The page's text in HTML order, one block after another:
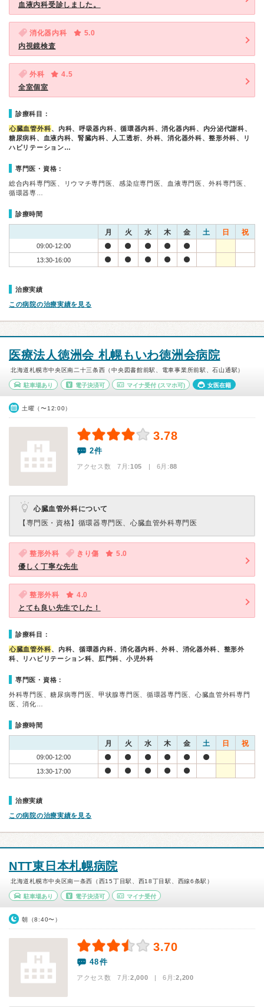
血液内科受診しました。
消化器内科
5.0
内視鏡検査
外科
4.5
全室個室
診療科目：
心臓血管外科、内科、呼吸器内科、循環器内科、消化器内科、内分泌代謝科、
糖尿病科、血液内科、腎臓内科、人工透析、外科、消化器外科、整形外科、リ
ハビリテーション…
専門医・資格：
総合内科専門医、リウマチ専門医、感染症専門医、血液専門医、外科専門医、
循環器専…
診療時間
月 火 水 木 金 土 日 祝
09:00-12:00
13:30-16:00
治療実績
この病院の治療実績を見る
医療法人徳洲会 札幌もいわ徳洲会病院
北海道札幌市中央区南二十三条西（中央図書館前駅、電車事業所前駅、石山通駅）
駐車場あり 電子決済可 マイナ受付 (スマホ可) 女医在籍
土曜（〜12:00）
3.78
2件
アクセス数 7月:105 | 6月:88
心臓血管外科について
【専門医・資格】 循環器専門医、心臓血管外科専門医
整形外科 きり傷
5.0
優しく丁寧な先生
整形外科
4.0
とても良い先生でした！
診療科目：
心臓血管外科、内科、循環器内科、消化器内科、外科、消化器外科、整形外
科、リハビリテーション科、肛門科、小児外科
専門医・資格：
外科専門医、糖尿病専門医、甲状腺専門医、循環器専門医、心臓血管外科専門
医、消化…
診療時間
月 火 水 木 金 土 日 祝
09:00-12:00
13:30-17:00
治療実績
この病院の治療実績を見る
NTT東日本札幌病院
北海道札幌市中央区南一条西（西15丁目駅、西18丁目駅、西線6条駅）
駐車場あり 電子決済可 マイナ受付
朝（8:40〜）
3.70
48件
アクセス数 7月:2,000 | 6月:2,200